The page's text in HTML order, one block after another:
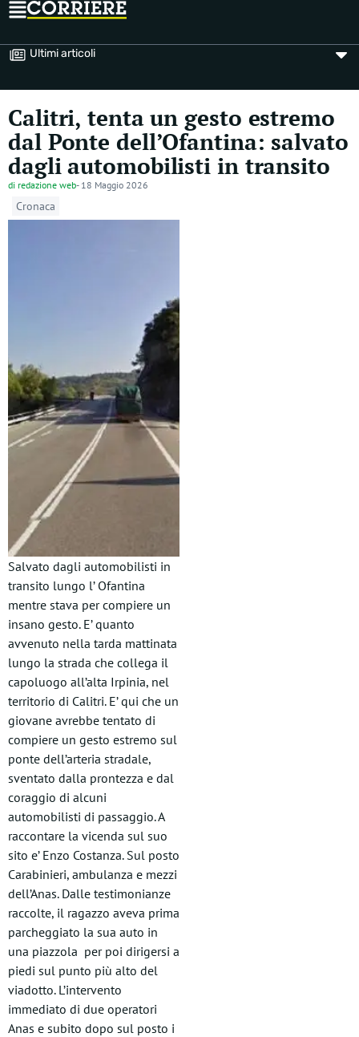
Ultimi articoli
Calitri, tenta un gesto estremo
dal Ponte dell’Ofantina: salvato
dagli automobilisti in transito
di redazione web- 18 Maggio 2026
Cronaca
Salvato dagli automobilisti in
transito lungo l’ Ofantina
mentre stava per compiere un
insano gesto. E’ quanto
avvenuto nella tarda mattinata
lungo la strada che collega il
capoluogo all’alta Irpinia, nel
territorio di Calitri. E’ qui che un
giovane avrebbe tentato di
compiere un gesto estremo sul
ponte dell’arteria stradale,
sventato dalla prontezza e dal
coraggio di alcuni
automobilisti di passaggio. A
raccontare la vicenda sul suo
sito e’ Enzo Costanza. Sul posto
Carabinieri, ambulanza e mezzi
dell’Anas. Dalle testimonianze
raccolte, il ragazzo aveva prima
parcheggiato la sua auto in
una piazzola per poi dirigersi a
piedi sul punto più alto del
viadotto. L’intervento
immediato di due operatori
Anas e subito dopo sul posto i